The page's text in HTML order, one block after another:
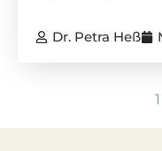
Dr. Petra Heß
1